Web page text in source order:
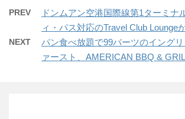
PREV
ドンムアン空港国際線第1ターミナ
ィ・パス対応のTravel Club Lounge
NEXT
パン食べ放題で99バーツのイング
ァースト、AMERICAN BBQ &